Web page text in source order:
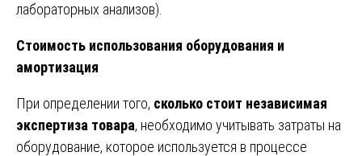
лабораторных анализов).
Стоимость использования оборудования и
амортизация
При определении того, сколько стоит независимая
экспертиза товара, необходимо учитывать затраты на
оборудование, которое используется в процессе